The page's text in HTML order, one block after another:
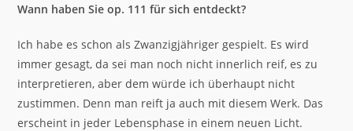
Wann haben Sie op. 111 für sich entdeckt?
Ich habe es schon als Zwanzigjähriger gespielt. Es wird
immer gesagt, da sei man noch nicht innerlich reif, es zu
interpretieren, aber dem würde ich überhaupt nicht
zustimmen. Denn man reift ja auch mit diesem Werk. Das
erscheint in jeder Lebensphase in einem neuen Licht.